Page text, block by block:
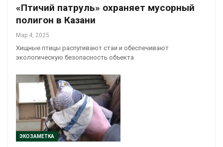
«Птичий патруль» охраняет мусорный
полигон в Казани
Мар 4, 2025
Хищные птицы распугивают стаи и обеспечивают
экологическую безопасность объекта
ЭКОЗАМЕТКА